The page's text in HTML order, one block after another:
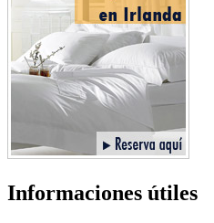
Informaciones útiles